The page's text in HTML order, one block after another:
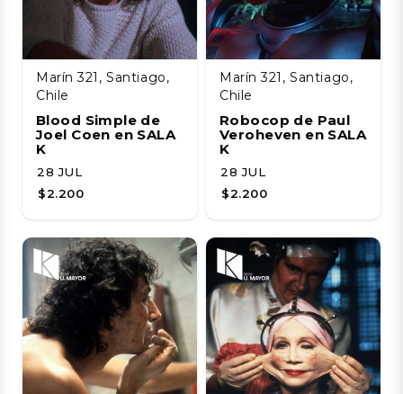
Marín 321, Santiago,
Chile
Blood Simple de
Joel Coen en SALA
K
28 JUL
$2.200
Marín 321, Santiago,
Chile
Robocop de Paul
Veroheven en SALA
K
28 JUL
$2.200